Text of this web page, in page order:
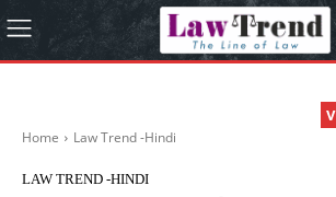
Home Law Trend -Hindi
LAW TREND -HINDI